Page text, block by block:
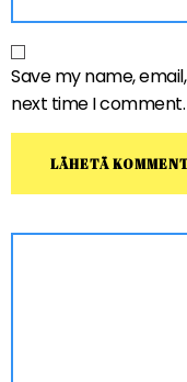
Save my name,
next time I comment.